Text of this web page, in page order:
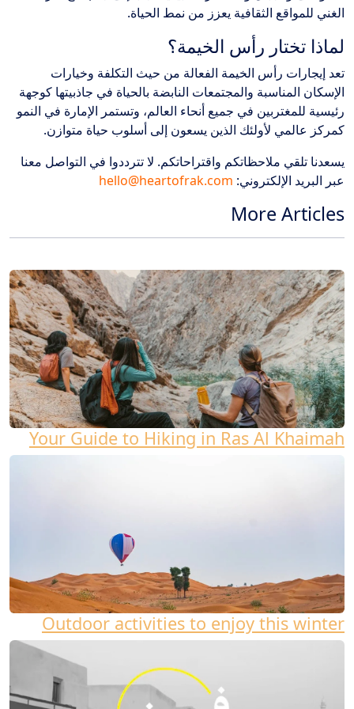
الغني للمواقع الثقافية يعزز من نمط الحياة.
لماذا تختار رأس الخيمة؟
تعد إيجارات رأس الخيمة الفعالة من حيث التكلفة وخيارات
الإسكان المناسبة والمجتمعات النابضة بالحياة في جاذبيتها كوجهة
رئيسية للمغتربين في جميع أنحاء العالم، وتستمر الإمارة في النمو
كمركز عالمي لأولئك الذين يسعون إلى أسلوب حياة متوازن.
يسعدنا تلقي ملاحظاتكم واقتراحاتكم. لا تترددوا في التواصل معنا
عبر البريد الإلكتروني: hello@heartofrak.com
More Articles
Your Guide to Hiking in Ras Al Khaimah
Outdoor activities to enjoy this winter